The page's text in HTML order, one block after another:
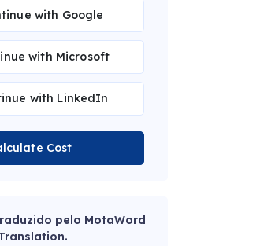
with Google
with Microsoft
with LinkedIn
Cost
pelo MotaWord